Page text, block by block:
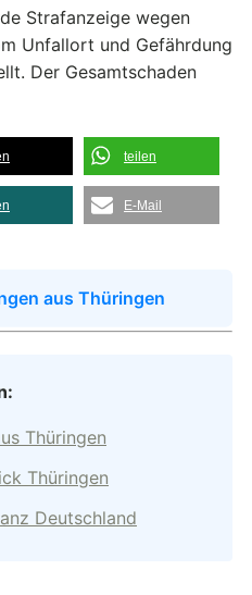
Strafanzeige wegen
Unfallort und Gefährdung
Der Gesamtschaden
teilen
E-Mail
aus Thüringen
Thüringen
Thüringen
Deutschland